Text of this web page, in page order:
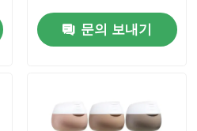
문의 보내기